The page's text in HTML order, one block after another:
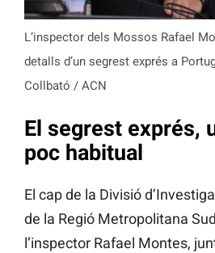
L’inspector dels Mossos Rafael
detalls d’un segrest exprés a
Collbató / ACN
El segrest exprés,
poc habitual
El cap de la Divisió
de la Regió Metropolitana
l’inspector Rafael Montes,